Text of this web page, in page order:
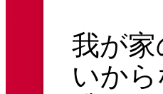
我が
いか